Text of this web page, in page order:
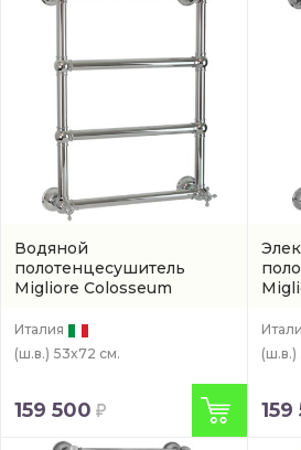
Водяной
полотенцесушитель
Migliore Colosseum
Италия
(ш.в.) 53x72 см.
159 500
(ш.в.)